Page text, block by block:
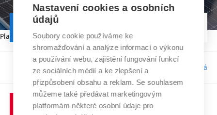
Platnost dokumentu vypršela.
Odpovědnost:Bc. Tereza Kučerová
Nastavení cookies a osobních
údajů
Soubory cookie používáme ke
shromažďování a analýze informací o výkonu
a používání webu, zajištění fungování funkcí
ze sociálních médií a ke zlepšení a
přizpůsobení obsahu a reklam. Se souhlasem
můžeme také předávat marketingovým
platformám některé osobní údaje pro